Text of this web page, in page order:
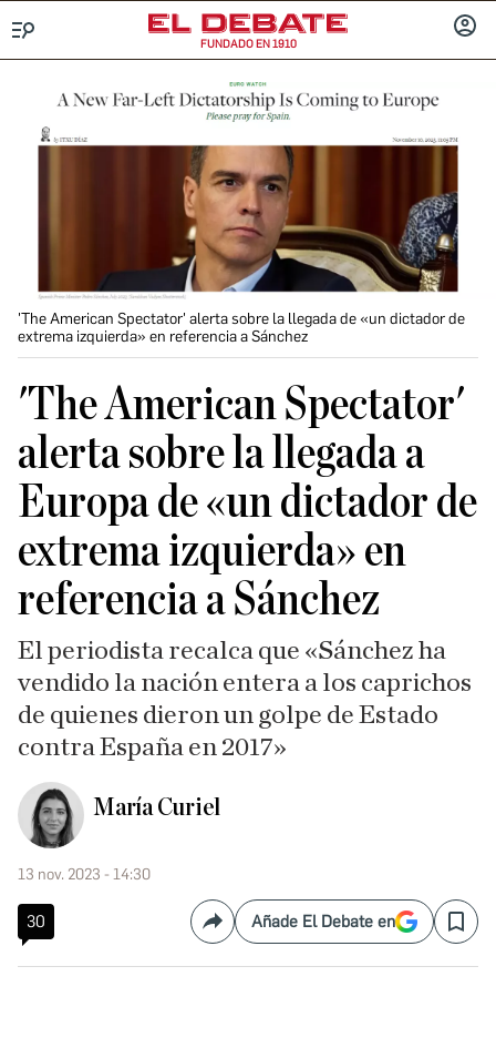
FUNDADO EN 1910
'The American Spectator' alerta sobre la llegada de «un dictador de
extrema izquierda» en referencia a Sánchez
'The American Spectator'
alerta sobre la llegada a
Europa de «un dictador de
extrema izquierda» en
referencia a Sánchez
El periodista recalca que «Sánchez ha
vendido la nación entera a los caprichos
de quienes dieron un golpe de Estado
contra España en 2017»
María Curiel
13 nov. 2023 - 14:30
30 CompartirAñade El Debate en Save